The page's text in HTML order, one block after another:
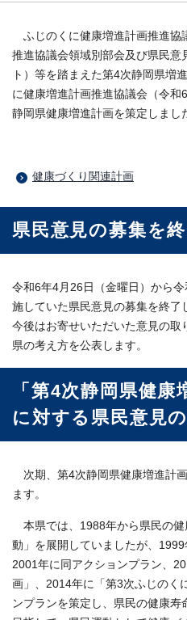
ふじのくに健康増進計画推進協
推進協議会領域別部会及び県民意
ト）等を踏まえた第4次静岡県増
に健康増進計画推進協議会（令
静岡県健康増進計画を策定しまし
健康づくり関連計画
県民意見の募集を
令和6年4月26日（金曜日）から
施していた県民意見の募集を終了
今後はお寄せいただいた意見の取
県の考え方を公表します。
「第4次静岡県健康
に対する県民意見
次期、第4次静岡県健康増進計
ます。
本県では、1988年から県民の健
動」を展開していましたが、1999
2001年に同アクションプラン、
画」、2014年に「第3次ふじのく
ンプランを策定し、県民の健康